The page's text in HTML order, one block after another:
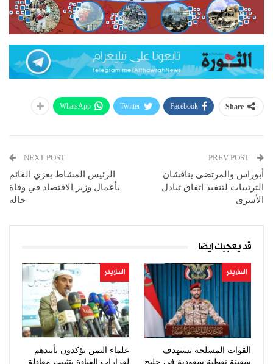
Share
Facebook
Twitter
WhatsApp
أبوراس والمرتضى يناقشان
الترتيبات لتنفيذ اتفاق تبادل
الأسرى
NEXT POST
الرئيس المشاط يعزي القائم
بأعمال وزير الاقتصاد في وفاة
خاله
قد يعجبك ايضا
السلايدر
القوات المسلحة تستهدف
سفينة نفطية سعودية في خليج
السلايدر
علماء اليمن يؤكدون تأييدهم
لقرارات القيادة بتثبيت معادلة